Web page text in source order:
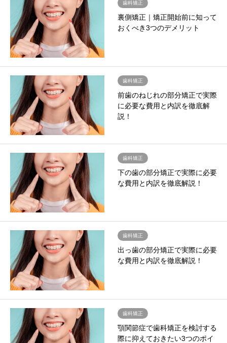
歯科矯正
裏側矯正｜矯正開始前に知って
おくべき3つのデメリット
歯科矯正
前歯のねじれの部分矯正で実際
に必要な費用と内訳を徹底解
説！
歯科矯正
下の歯の部分矯正で実際に必要
な費用と内訳を徹底解説！
歯科矯正
出っ歯の部分矯正で実際に必要
な費用と内訳を徹底解説！
歯科矯正
顎関節症で歯科矯正を検討する
際に抑えておきたい3つのポイ